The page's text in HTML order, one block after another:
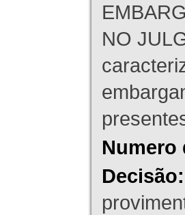
NO
Numero
Decisão: